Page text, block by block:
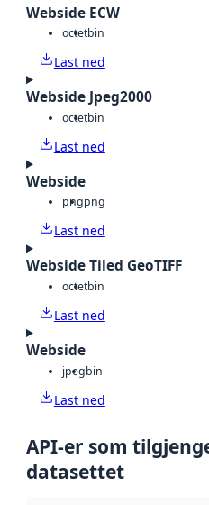
Webside ECW
octetbin
Last ned
Webside Jpeg2000
octetbin
Last ned
Webside
pngpng
Last ned
Webside Tiled GeoTIFF
octetbin
Last ned
Webside
jpegbin
Last ned
API-er som
datasettet